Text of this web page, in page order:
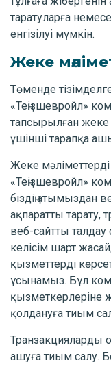
таратуларға
енгізілуі мүмкін.
Жеке
Төменде
«Теңізшевройл»
тапсырылған жеке
үшінші тарапқа
Жеке
«Теңізшевройл»
біздің атымыздан
ақпаратты тарату,
веб-сайтты талдау
келісім шарт
қызметтерді
ұсынамыз. Бұл
қызметкерлеріне
қолдануға тиым
Транзакцияларды
ашуға тиым салу.